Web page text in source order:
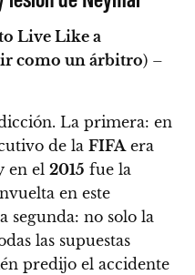
Live Like a
como un árbitro) –
. La primera: en
de la FIFAera
en el 2015 fue la
en este
segunda: no solo la
las supuestas
predijo el accidente